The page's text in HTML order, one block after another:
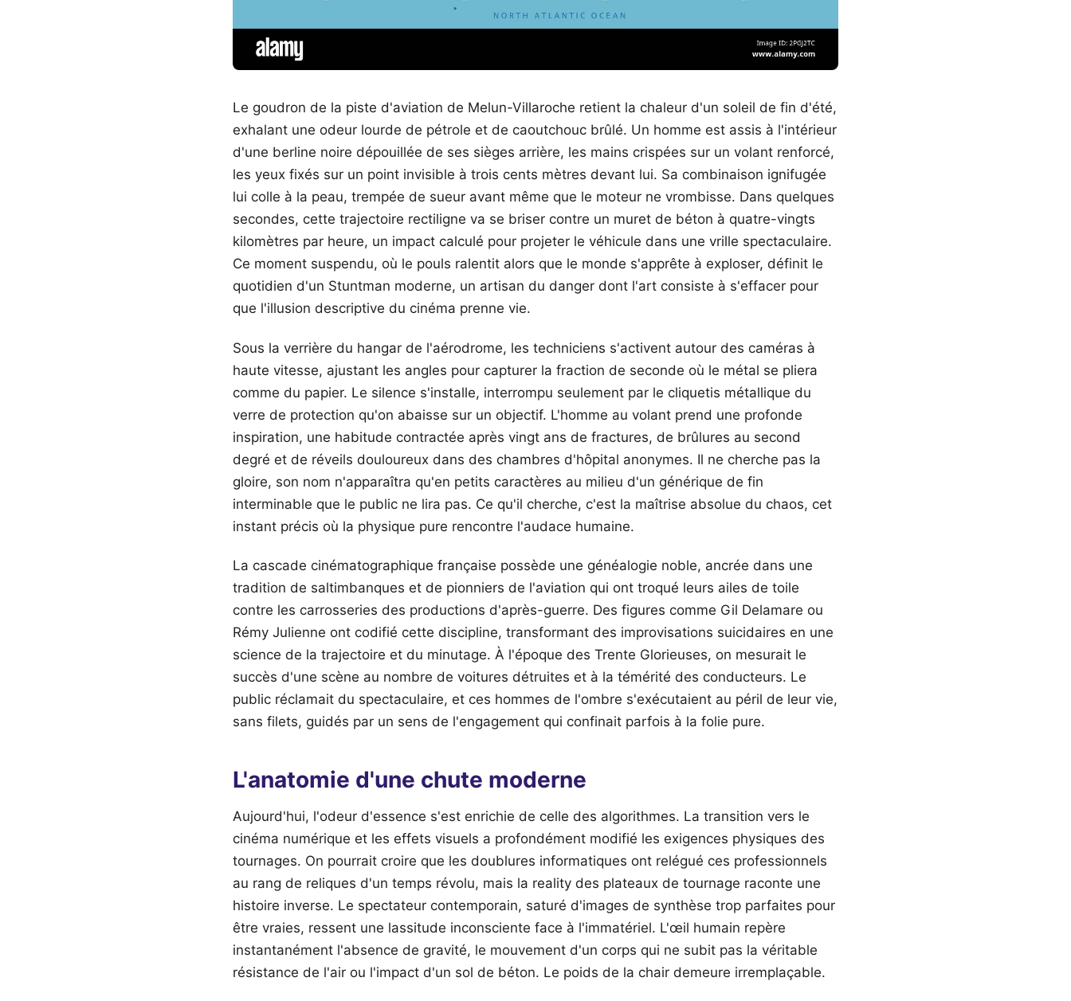
Le goudron de la piste d'aviation de Melun-Villaroche retient la chaleur d'un soleil de fin d'été,
exhalant une odeur lourde de pétrole et de caoutchouc brûlé. Un homme est assis à l'intérieur
d'une berline noire dépouillée de ses sièges arrière, les mains crispées sur un volant renforcé,
les yeux fixés sur un point invisible à trois cents mètres devant lui. Sa combinaison ignifugée
lui colle à la peau, trempée de sueur avant même que le moteur ne vrombisse. Dans quelques
secondes, cette trajectoire rectiligne va se briser contre un muret de béton à quatre-vingts
kilomètres par heure, un impact calculé pour projeter le véhicule dans une vrille spectaculaire.
Ce moment suspendu, où le pouls ralentit alors que le monde s'apprête à exploser, définit le
quotidien d'un Stuntman moderne, un artisan du danger dont l'art consiste à s'effacer pour
que l'illusion descriptive du cinéma prenne vie.
Sous la verrière du hangar de l'aérodrome, les techniciens s'activent autour des caméras à
haute vitesse, ajustant les angles pour capturer la fraction de seconde où le métal se pliera
comme du papier. Le silence s'installe, interrompu seulement par le cliquetis métallique du
verre de protection qu'on abaisse sur un objectif. L'homme au volant prend une profonde
inspiration, une habitude contractée après vingt ans de fractures, de brûlures au second
degré et de réveils douloureux dans des chambres d'hôpital anonymes. Il ne cherche pas la
gloire, son nom n'apparaîtra qu'en petits caractères au milieu d'un générique de fin
interminable que le public ne lira pas. Ce qu'il cherche, c'est la maîtrise absolue du chaos, cet
instant précis où la physique pure rencontre l'audace humaine.
La cascade cinématographique française possède une généalogie noble, ancrée dans une
tradition de saltimbanques et de pionniers de l'aviation qui ont troqué leurs ailes de toile
contre les carrosseries des productions d'après-guerre. Des figures comme Gil Delamare ou
Rémy Julienne ont codifié cette discipline, transformant des improvisations suicidaires en une
science de la trajectoire et du minutage. À l'époque des Trente Glorieuses, on mesurait le
succès d'une scène au nombre de voitures détruites et à la témérité des conducteurs. Le
public réclamait du spectaculaire, et ces hommes de l'ombre s'exécutaient au péril de leur vie,
sans filets, guidés par un sens de l'engagement qui confinait parfois à la folie pure.
L'anatomie d'une chute moderne
Aujourd'hui, l'odeur d'essence s'est enrichie de celle des algorithmes. La transition vers le
cinéma numérique et les effets visuels a profondément modifié les exigences physiques des
tournages. On pourrait croire que les doublures informatiques ont relégué ces professionnels
au rang de reliques d'un temps révolu, mais la reality des plateaux de tournage raconte une
histoire inverse. Le spectateur contemporain, saturé d'images de synthèse trop parfaites pour
être vraies, ressent une lassitude inconsciente face à l'immatériel. L'œil humain repère
instantanément l'absence de gravité, le mouvement d'un corps qui ne subit pas la véritable
résistance de l'air ou l'impact d'un sol de béton. Le poids de la chair demeure irremplaçable.